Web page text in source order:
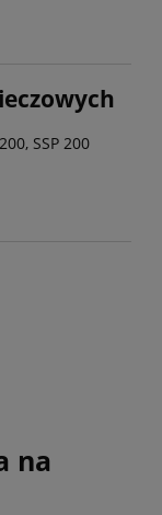
SSP 200
na